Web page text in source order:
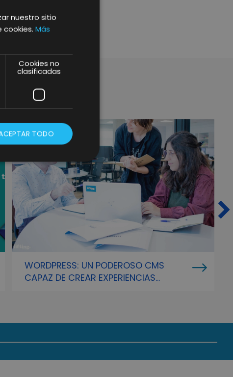
WORDPRESS: UN PODEROSO CMS
CAPAZ DE CREAR EXPERIENCIAS
nuestro sitio
Más
Cookies no
clasificadas
TODO